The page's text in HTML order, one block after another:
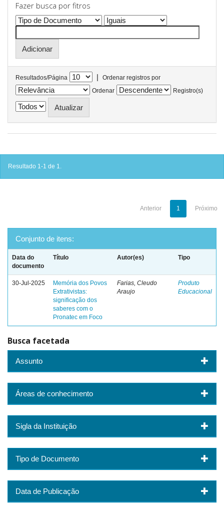
Fazer busca por fitros
Resultados/Página |
Ordenar registros por
Ordenar
Registro(s)
Resultado 1-1 de 1.
Anterior 1 Próximo
Conjunto de itens:
Data do
documento
Título Autor(es) Tipo
30-Jul-2025
Memória dos Povos
Extrativistas:
significação dos
saberes com o
Pronatec em Foco
Farias, Cleudo
Araujo
Produto
Educacional
Busca facetada
Assunto
Áreas de conhecimento
Sigla da Instituição
Tipo de Documento
Data de Publicação